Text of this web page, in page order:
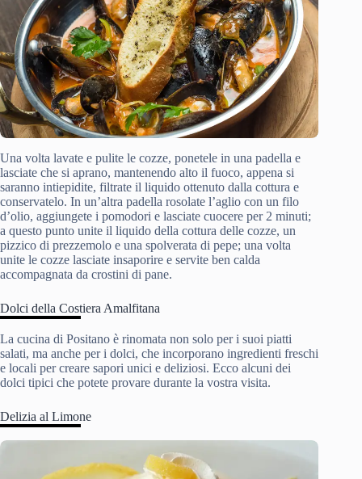
Una volta lavate e pulite le cozze, ponetele in una padella e
lasciate che si aprano, mantenendo alto il fuoco, appena si
saranno intiepidite, filtrate il liquido ottenuto dalla cottura e
conservatelo. In un’altra padella rosolate l’aglio con un filo
d’olio, aggiungete i pomodori e lasciate cuocere per 2 minuti;
a questo punto unite il liquido della cottura delle cozze, un
pizzico di prezzemolo e una spolverata di pepe; una volta
unite le cozze lasciate insaporire e servite ben calda
accompagnata da crostini di pane.
Dolci della Costiera Amalfitana
La cucina di Positano è rinomata non solo per i suoi piatti
salati, ma anche per i dolci, che incorporano ingredienti freschi
e locali per creare sapori unici e deliziosi. Ecco alcuni dei
dolci tipici che potete provare durante la vostra visita.
Delizia al Limone